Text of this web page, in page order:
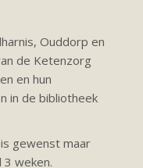
Ouddorp en
de Ketenzorg
en hun
in de bibliotheek
gewenst maar
weken.